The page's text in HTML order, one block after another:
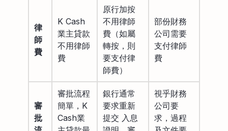
律
師
費
K Cash
業主貸款
不用律師
費
原行加按
不用律師
費（如屬
轉按，則
要支付律
師費）
部份財務
公司需要
支付律師
費
審
批
審批流程
簡單，K
Cash業
銀行通常
要求重新
提交 入息
視乎財務
公司要
求，過程